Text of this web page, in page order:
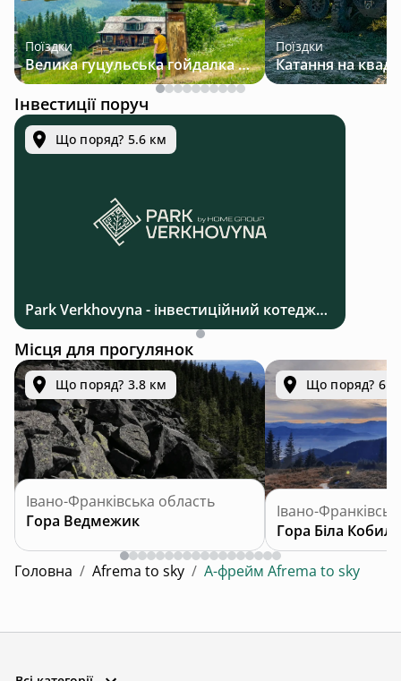
Поїздки
Велика гуцульська гойдалка — джип-тур у Карпатах
Поїздки
Інвестиції поруч
Що поряд? 5.6 км
Park Verkhovyna - інвестиційний котеджний комплекс біля Верховини в Карпатах
Місця для прогулянок
Що поряд? 3.8 км
Івано-Франківська область
Гора Ведмежик
Що поряд? 6.1
Івано-
Гора Біла Кобила
Головна / Afrema to sky / А-фрейм Afrema to sky